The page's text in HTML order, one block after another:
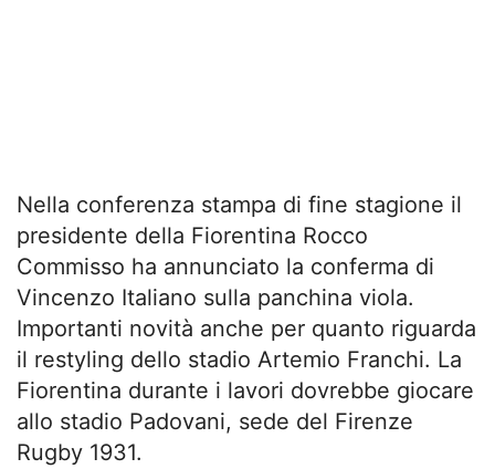
Nella conferenza stampa di fine stagione il
presidente della Fiorentina Rocco
Commisso ha annunciato la conferma di
Vincenzo Italiano sulla panchina viola.
Importanti novità anche per quanto riguarda
il restyling dello stadio Artemio Franchi. La
Fiorentina durante i lavori dovrebbe giocare
allo stadio Padovani, sede del Firenze
Rugby 1931.